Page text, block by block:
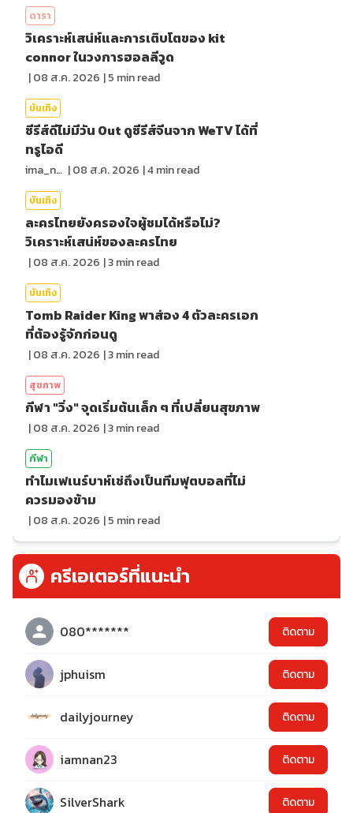
ดารา
วิเคราะห์เสน่ห์และการเติบโตของ kit
connor ในวงการฮอลลีวูด
|08 ส.ค. 2026 |5 min read
บันเทิง
ซีรีส์ดีไม่มีวัน Out ดูซีรีส์จีนจาก WeTV ได้ที่
ทรูไอดี
ima_nan |08 ส.ค. 2026 |4min read
บันเทิง
ละครไทยยังครองใจผู้ชมได้หรือไม่?
วิเคราะห์เสน่ห์ของละครไทย
|08 ส.ค. 2026 |3min read
บันเทิง
Tomb Raider King พาส่อง 4 ตัวละครเอก
ที่ต้องรู้จักก่อนดู
|08 ส.ค. 2026 |3min read
สุขภาพ
กีฬา "วิ่ง" จุดเริ่มต้นเล็ก ๆ ที่เปลี่ยนสุขภาพ
|08 ส.ค. 2026 |3min read
กีฬา
ทำไมเฟเนร์บาห์เช่ถึงเป็นทีมฟุตบอลที่ไม่
ควรมองข้าม
|08 ส.ค. 2026 |5 min read
ครีเอเตอร์ที่แนะนำ
080******* ติดตาม
jphuism ติดตาม
dailyjourney ติดตาม
iamnan23 ติดตาม
SilverShark ติดตาม